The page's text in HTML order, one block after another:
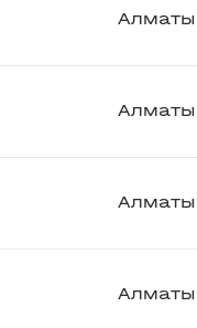
Алматы
Алматы
Алматы
Алматы